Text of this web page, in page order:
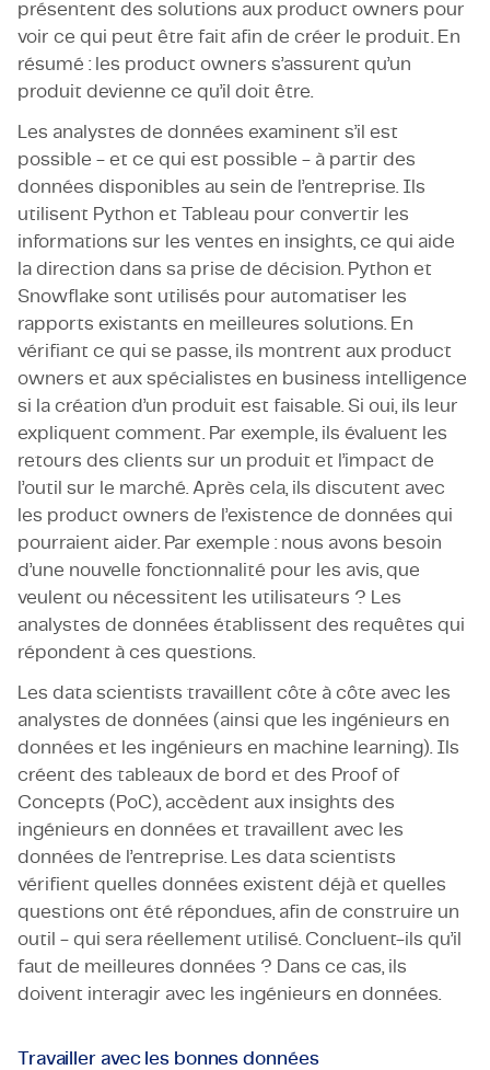
présentent des solutions aux product owners pour
voir ce qui peut être fait afin de créer le produit. En
résumé : les product owners s’assurent qu’un
produit devienne ce qu’il doit être.
Les analystes de données examinent s’il est
possible - et ce qui est possible - à partir des
données disponibles au sein de l’entreprise. Ils
utilisent Python et Tableau pour convertir les
informations sur les ventes en insights, ce qui aide
la direction dans sa prise de décision. Python et
Snowflake sont utilisés pour automatiser les
rapports existants en meilleures solutions. En
vérifiant ce qui se passe, ils montrent aux product
owners et aux spécialistes en business intelligence
si la création d’un produit est faisable. Si oui, ils leur
expliquent comment. Par exemple, ils évaluent les
retours des clients sur un produit et l’impact de
l’outil sur le marché. Après cela, ils discutent avec
les product owners de l’existence de données qui
pourraient aider. Par exemple : nous avons besoin
d’une nouvelle fonctionnalité pour les avis, que
veulent ou nécessitent les utilisateurs ? Les
analystes de données établissent des requêtes qui
répondent à ces questions.
Les data scientists travaillent côte à côte avec les
analystes de données (ainsi que les ingénieurs en
données et les ingénieurs en machine learning). Ils
créent des tableaux de bord et des Proof of
Concepts (PoC), accèdent aux insights des
ingénieurs en données et travaillent avec les
données de l’entreprise. Les data scientists
vérifient quelles données existent déjà et quelles
questions ont été répondues, afin de construire un
outil - qui sera réellement utilisé. Concluent-ils qu’il
faut de meilleures données ? Dans ce cas, ils
doivent interagir avec les ingénieurs en données.
Travailler avec les bonnes données